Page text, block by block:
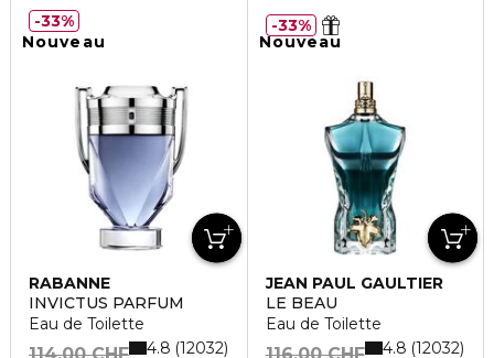
Nouveau
RABANNE
INVICTUS PARFUM
Eau de Toilette
4.8 12032
33%
Nouveau
JEAN PAUL GAULTIER
LE BEAU
Eau de Toilette
4.8 12032
33%